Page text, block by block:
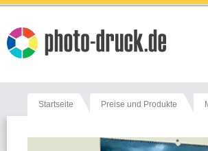
Startseite Preise und Produkte